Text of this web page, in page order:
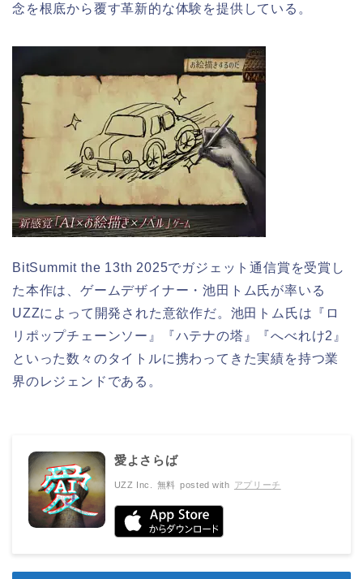
念を根底から覆す革新的な体験を提供している。
BitSummit the 13th 2025でガジェット通信賞を受賞し
た本作は、ゲームデザイナー・池田トム氏が率いる
UZZによって開発された意欲作だ。池田トム氏は『ロ
リポップチェーンソー』『ハテナの塔』『へべれけ2』
といった数々のタイトルに携わってきた実績を持つ業
界のレジェンドである。
愛よさらば
UZZ Inc. 無料 posted with アプリーチ